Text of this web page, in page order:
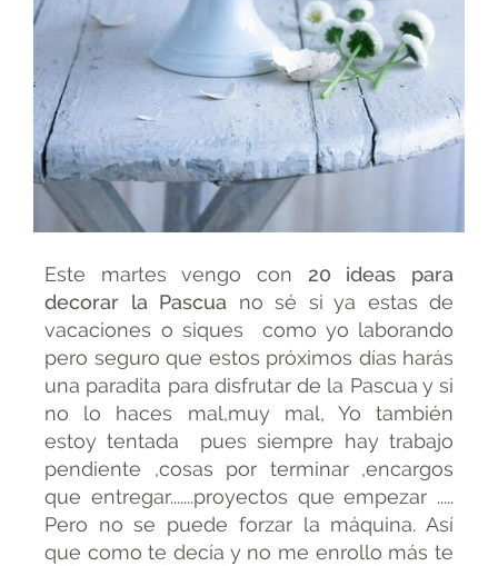
Este martes vengo con 20 ideas para
decorar la Pascua no sé si ya estas de
vacaciones o siques como yo laborando
pero seguro que estos próximos días harás
una paradita para disfrutar de la Pascua y si
no lo haces mal,muy mal, Yo también
estoy tentada pues siempre hay trabajo
pendiente ,cosas por terminar ,encargos
que entregar.......proyectos que empezar .....
Pero no se puede forzar la máquina. Así
que como te decía y no me enrollo más te